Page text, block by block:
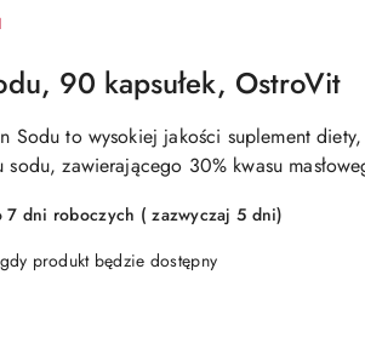
90 kapsułek, OstroVit
Sodu to wysokiej jakości suplement
sodu, zawierającego 30% kwasu
7 dni roboczych ( zazwyczaj 5 dni)
produkt będzie dostępny